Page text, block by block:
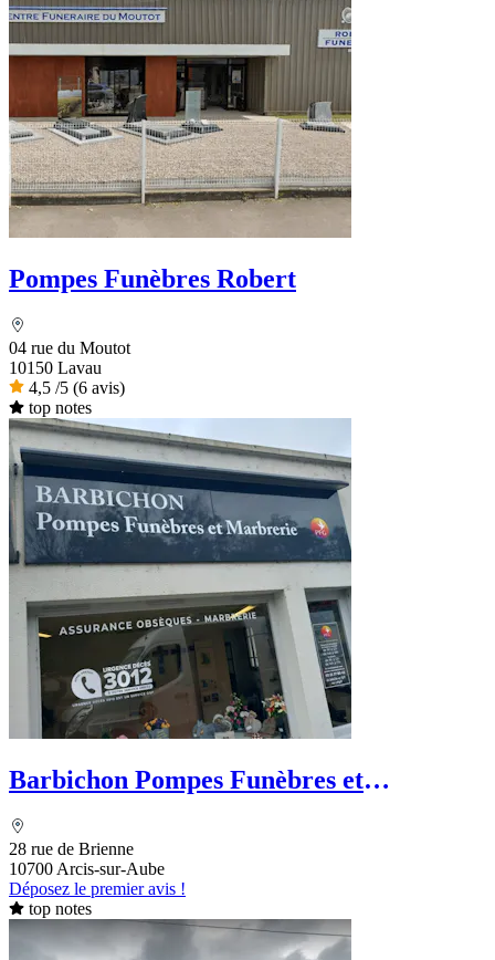
Pompes Funèbres Robert
04 rue du Moutot
10150 Lavau
4,5 /5 (6 avis)
top notes
Barbichon Pompes Funèbres et
28 rue de Brienne
10700 Arcis-sur-Aube
Déposez le premier avis !
top notes